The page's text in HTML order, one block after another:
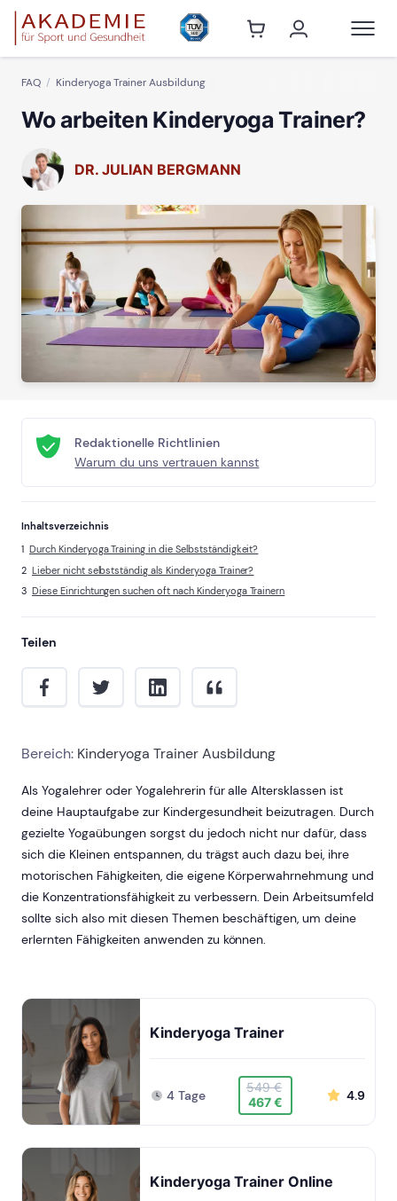
FAQ Kinderyoga Trainer Ausbildung
Wo arbeiten Kinderyoga Trainer?
DR. JULIAN BERGMANN
Redaktionelle Richtlinien
Warum du uns vertrauen kannst
Inhaltsverzeichnis
Durch Kinderyoga Training in die Selbstständigkeit?
Lieber nicht selbstständig als Kinderyoga Trainer?
Diese Einrichtungen suchen oft nach Kinderyoga Trainern
Teilen
Bereich: Kinderyoga Trainer Ausbildung
Als Yogalehrer oder Yogalehrerin für alle Altersklassen ist
deine Hauptaufgabe zur Kindergesundheit beizutragen. Durch
gezielte Yogaübungen sorgst du jedoch nicht nur dafür, dass
sich die Kleinen entspannen, du trägst auch dazu bei, ihre
motorischen Fähigkeiten, die eigene Körperwahrnehmung und
die Konzentrationsfähigkeit zu verbessern. Dein Arbeitsumfeld
sollte sich also mit diesen Themen beschäftigen, um deine
erlernten Fähigkeiten anwenden zu können.
Kinderyoga Trainer
4 Tage
549 €
467 €
4.9
Kinderyoga Trainer Online